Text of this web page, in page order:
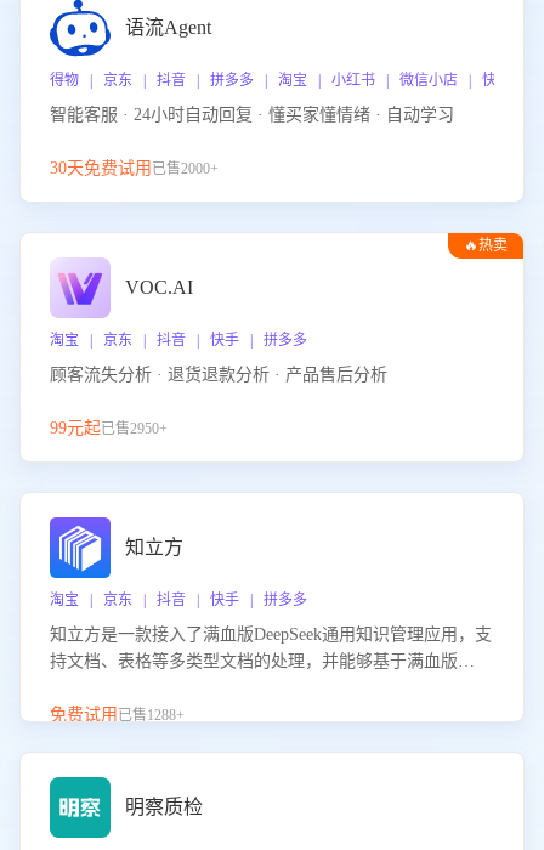
语流Agent
得物 | 京东 | 抖音 | 拼多多 | 淘宝 | 小红书 | 微信小店 | 快手 |
智能客服 · 24小时自动回复 · 懂买家懂情绪 · 自动学习
30天免费试用 已售2000+
🔥热卖
VOC.AI
淘宝 | 京东 | 抖音 | 快手 | 拼多多
顾客流失分析 · 退货退款分析 · 产品售后分析
99元起已售2950+
知立方
淘宝 | 京东 | 抖音 | 快手 | 拼多多
知立方是一款接入了满血版DeepSeek通用知识管理应用，支
持文档、表格等多类型文档的处理，并能够基于满血版
识支持，帮助用户高效管理和利用知识资源。通过该产品，
免费试用 已售1288+
明察质检